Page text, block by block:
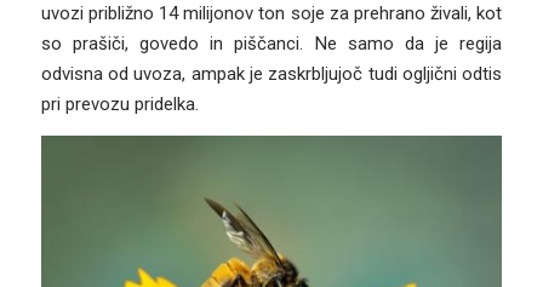
uvozi približno 14 milijonov ton soje za prehrano živali, kot
so prašiči, govedo in piščanci. Ne samo da je regija
odvisna od uvoza, ampak je zaskrbljujoč tudi ogljični odtis
pri prevozu pridelka.